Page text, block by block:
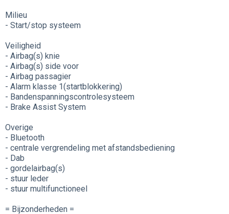
Milieu
- Start/stop systeem
Veiligheid
- Airbag(s) knie
- Airbag(s) side voor
- Airbag passagier
- Alarm klasse 1(startblokkering)
- Bandenspanningscontrolesysteem
- Brake Assist System
Overige
- Bluetooth
- centrale vergrendeling met afstandsbediening
- Dab
- gordelairbag(s)
- stuur leder
- stuur multifunctioneel
= Bijzonderheden =